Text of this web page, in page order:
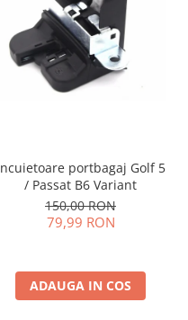
portbagaj Golf 5
/ Passat B6 Variant
150,00 RON
79,99 RON
ADAUGA IN COS